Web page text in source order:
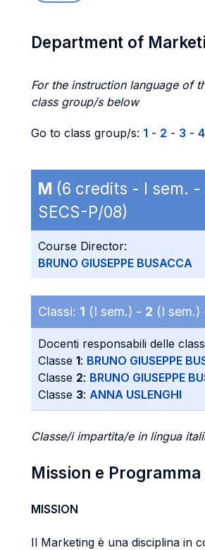
Department of
For the instruction language of
class group/s below
Go to class group/s: 1 - 2 - 3 - 4
M (6 credits - I sem. -
SECS-P/08)
Course Director:
BRUNO GIUSEPPE BUSACCA
Classi: 1 (I sem.) - 2 (I sem.)
Docenti responsabili delle
Classe 1: BRUNO GIUSEPPE
Classe 2: BRUNO GIUSEPPE
Classe 3: ANNA USLENGHI
Classe/i impartita/e in lingua
Mission e
MISSION
Il Marketing è una disciplina in